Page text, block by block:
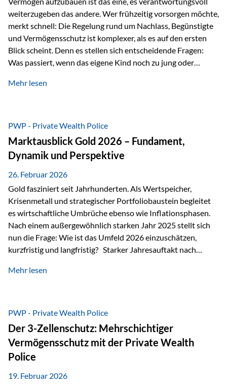
weiterzugeben das andere. Wer frühzeitig vorsorgen möchte,
merkt schnell: Die Regelung rund um Nachlass, Begünstigte
und Vermögensschutz ist komplexer, als es auf den ersten
Blick scheint. Denn es stellen sich entscheidende Fragen:
Was passiert, wenn das eigene Kind noch zu jung oder
verwalten? Wie kann verhindert werden, dass Ex-Partner,
unbürokratisch übertragen, ohne ausschließlich auf ein
Testament angewiesen zu sein? Wenn klassische Lösungen
nicht ausreichen Traditionelle Nachlassregelungen stoßen
oft…
Mehr lesen
PWP - Private Wealth Police
Marktausblick Gold 2026 – Fundament,
Dynamik und Perspektive
26. Februar 2026
Gold fasziniert seit Jahrhunderten. Als Wertspeicher,
Krisenmetall und strategischer Portfoliobaustein begleitet
es wirtschaftliche Umbrüche ebenso wie Inflationsphasen.
Nach einem außergewöhnlich starken Jahr 2025 stellt sich
nun die Frage: Wie ist das Umfeld 2026 einzuschätzen,
kurzfristig und langfristig? Starker Jahresauftakt nach
Dynamik in das Jahr 2026 gestartet. Zwischen dem
Währungen: +11,5 % Bereits 2025 war ein außergewöhnlich
starkes Jahr: +64,4 % in USD Durchschnitt über alle
Währungen: +56,6 % Langfristig zeigt sich ebenfalls ein
solides…
Mehr lesen
PWP - Private Wealth Police
Der 3-Zellenschutz: Mehrschichtiger
Vermögensschutz mit der Private Wealth
Police
19. Februar 2026